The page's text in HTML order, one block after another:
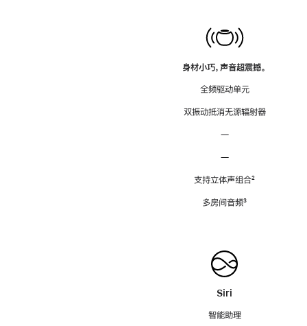
身材小巧，声音超震撼。
全频驱动单元
双振动抵消无源辐射器
—
—
支持立体声组合脚
²
多房间音频脚
³
Siri
智能助理